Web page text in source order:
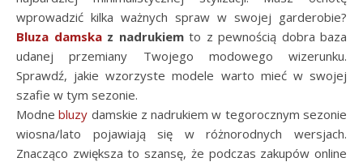
wprowadzić kilka ważnych spraw w swojej garderobie?
Bluza damskaz nadrukiemto z pewnością dobra baza
udanej przemiany Twojego modowego wizerunku.
Sprawdź, jakie wzorzyste modele warto mieć w swojej
szafie w tym sezonie.
Modnebluzy damskie z nadrukiem w tegorocznym sezonie
wiosna/lato pojawiają się w różnorodnych wersjach.
Znacząco zwiększa to szansę, że podczas zakupów online